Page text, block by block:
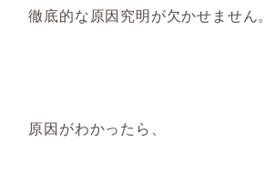
徹底的な原因究明が欠かせません。
原因がわかったら、